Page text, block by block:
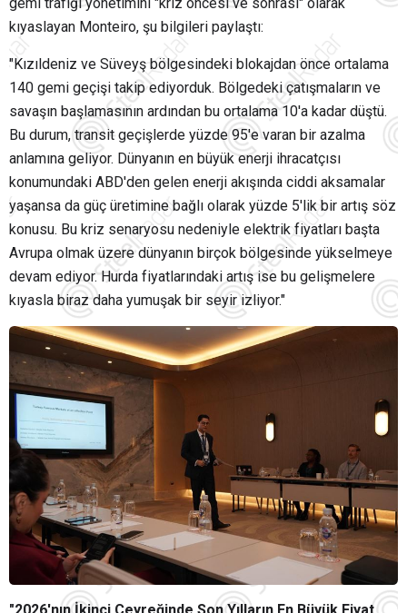
kıyaslayan Monteiro, şu bilgileri paylaştı:
"Kızıldeniz ve Süveyş bölgesindeki blokajdan önce ortalama
140 gemi geçişi takip ediyorduk. Bölgedeki çatışmaların ve
savaşın başlamasının ardından bu ortalama 10'a kadar düştü.
Bu durum, transit geçişlerde yüzde 95'e varan bir azalma
anlamına geliyor. Dünyanın en büyük enerji ihracatçısı
konumundaki ABD'den gelen enerji akışında ciddi aksamalar
yaşansa da güç üretimine bağlı olarak yüzde 5'lik bir artış söz
konusu. Bu kriz senaryosu nedeniyle elektrik fiyatları başta
Avrupa olmak üzere dünyanın birçok bölgesinde yükselmeye
devam ediyor. Hurda fiyatlarındaki artış ise bu gelişmelere
kıyasla biraz daha yumuşak bir seyir izliyor."